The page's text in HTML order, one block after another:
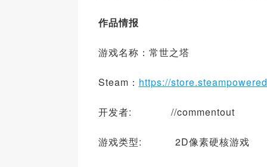
作品情报
游戏名称：常世之塔
Steam： https://
开发者: //commentout
游戏类型: 2D像素硬核游戏